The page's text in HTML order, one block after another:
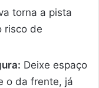
torna a pista
risco de
Deixe espaço
o da frente, já